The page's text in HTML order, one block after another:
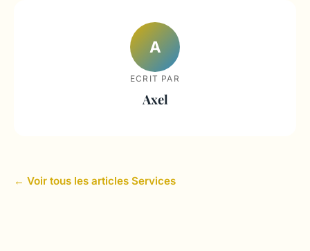
A
ECRIT PAR
Axel
← Voir tous les articles Services